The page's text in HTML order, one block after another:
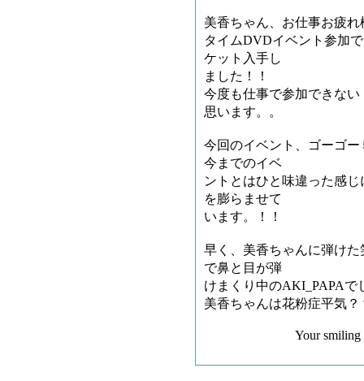
美香ちゃん、お仕事お疲
タイムDVDイベント参加
ケット入手し
ました！！
今度も仕事で参加できな
思います。。
今回のイベント、ゴーゴ
今までのイベ
ントとはひと味違った感
を膨らませて
います。！！
早く、美香ちゃんに弾け
で鼻と目が弾
けまくり中のAKI_PAPA
美香ちゃんは花粉症平気
Your smiling face